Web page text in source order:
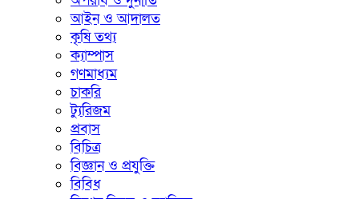
আইন ও আদালত
কৃষি তথ্য
ক্যাম্পাস
গণমাধ্যম
চাকরি
ট্যুরিজম
প্রবাস
বিচিত্র
বিজ্ঞান ও প্রযুক্তি
বিবিধ